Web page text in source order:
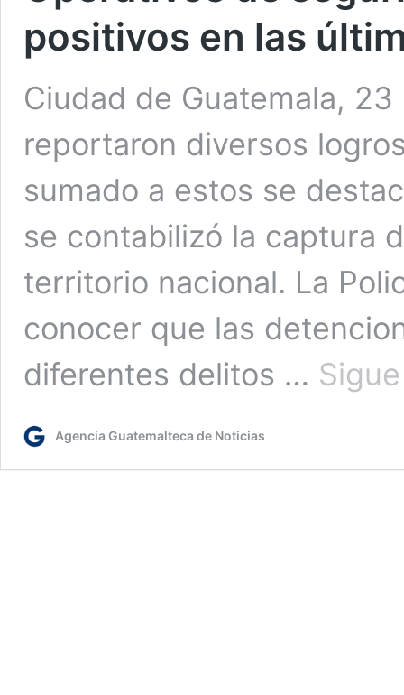
positivos en las
Ciudad de Guatemala,
reportaron diversos
sumado a estos se
se contabilizó la captura
territorio nacional. La
conocer que las
diferentes delitos …
Agencia Guatemalteca de Noticias